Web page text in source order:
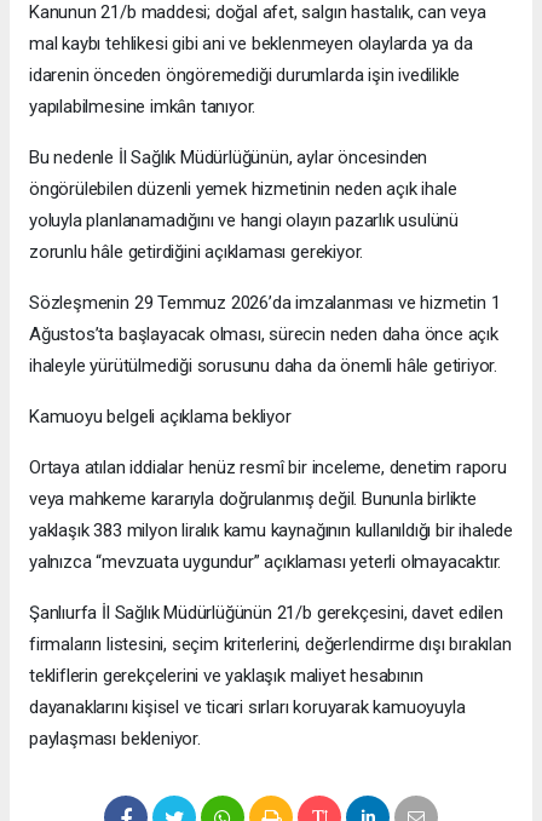
Kanunun 21/b maddesi; doğal afet, salgın hastalık, can veya
mal kaybı tehlikesi gibi ani ve beklenmeyen olaylarda ya da
idarenin önceden öngöremediği durumlarda işin ivedilikle
yapılabilmesine imkân tanıyor.
Bu nedenle İl Sağlık Müdürlüğünün, aylar öncesinden
öngörülebilen düzenli yemek hizmetinin neden açık ihale
yoluyla planlanamadığını ve hangi olayın pazarlık usulünü
zorunlu hâle getirdiğini açıklaması gerekiyor.
Sözleşmenin 29 Temmuz 2026’da imzalanması ve hizmetin 1
Ağustos’ta başlayacak olması, sürecin neden daha önce açık
ihaleyle yürütülmediği sorusunu daha da önemli hâle getiriyor.
Kamuoyu belgeli açıklama bekliyor
Ortaya atılan iddialar henüz resmî bir inceleme, denetim raporu
veya mahkeme kararıyla doğrulanmış değil. Bununla birlikte
yaklaşık 383 milyon liralık kamu kaynağının kullanıldığı bir ihalede
yalnızca “mevzuata uygundur” açıklaması yeterli olmayacaktır.
Şanlıurfa İl Sağlık Müdürlüğünün 21/b gerekçesini, davet edilen
firmaların listesini, seçim kriterlerini, değerlendirme dışı bırakılan
tekliflerin gerekçelerini ve yaklaşık maliyet hesabının
dayanaklarını kişisel ve ticari sırları koruyarak kamuoyuyla
paylaşması bekleniyor.